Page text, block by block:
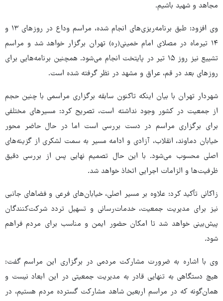
مجاهد و شهید باشیم.
وی افزود: طبق برنامه‌ریزی‌های انجام شده، مراسم وداع در روزهای ۱۳ و
۱۴ تیرماه در مصلای امام خمینی(ره) تهران برگزار خواهد شد و مراسم
تشییع نیز روز ۱۵ تیر در پایتخت انجام می‌شود. همچنین برنامه‌هایی برای
روزهای بعد در قم، عراق و مشهد در نظر گرفته شده است.
شهردار تهران با بیان اینکه تاکنون سابقه برگزاری مراسمی با چنین حجم
از جمعیت در کشور وجود نداشته است، تصریح کرد: مسیرهای مختلفی
برای برگزاری مراسم در دست بررسی است اما در حال حاضر محور
خیابان دماوند، انقلاب، آزادی و ادامه مسیر به سمت لشکری از گزینه‌های
اصلی محسوب می‌شود. با این حال تصمیم نهایی پس از بررسی دقیق
ظرفیت‌ها و الزامات اجرایی اتخاذ خواهد شد.
زاکانی تأکید کرد: علاوه بر مسیر اصلی، خیابان‌های فرعی و فضاهای جانبی
نیز برای مدیریت جمعیت، خدمات‌رسانی و تسهیل تردد شرکت‌کنندگان
پیش‌بینی خواهد شد تا امکان حضور ایمن و مناسب برای مردم فراهم
شود.
وی با اشاره به ضرورت مشارکت مردمی در برگزاری این مراسم گفت:
هیچ دستگاهی به تنهایی قادر به مدیریت جمعیتی در این ابعاد نیست و
همان‌گونه که در مراسم اربعین شاهد مشارکت گسترده مردم هستیم، در